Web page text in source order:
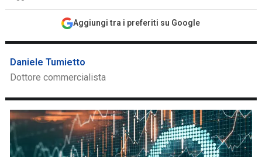
Aggiungi tra i preferiti su Google
Daniele Tumietto
Dottore commercialista